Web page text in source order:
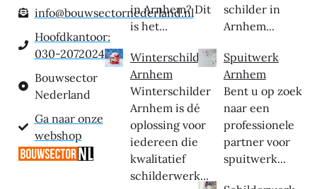
info@bouwsectornederland.nl
Hoofdkantoor:
030-2072024
Bouwsector
Nederland
Ga naar onze
webshop
in Arnhem? Dit
is het...
Winterschilder
Arnhem
Winterschilder
Arnhem is dé
oplossing voor
iedereen die
kwalitatief
schilderwerk...
schilder in
Arnhem...
Spuitwerk
Arnhem
Bent u op zoek
naar een
professionele
partner voor
spuitwerk...